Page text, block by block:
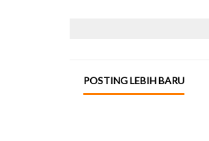
POSTING LEBIH BARU